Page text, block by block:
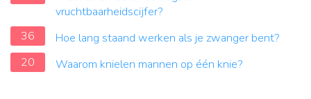
vruchtbaarheidscijfer?
36
Hoe lang staand werken als je zwanger bent?
20
Waarom knielen mannen op één knie?